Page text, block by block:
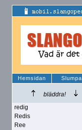
Hemsidan Slumpa
bläddra!
redig
Redis
Ree